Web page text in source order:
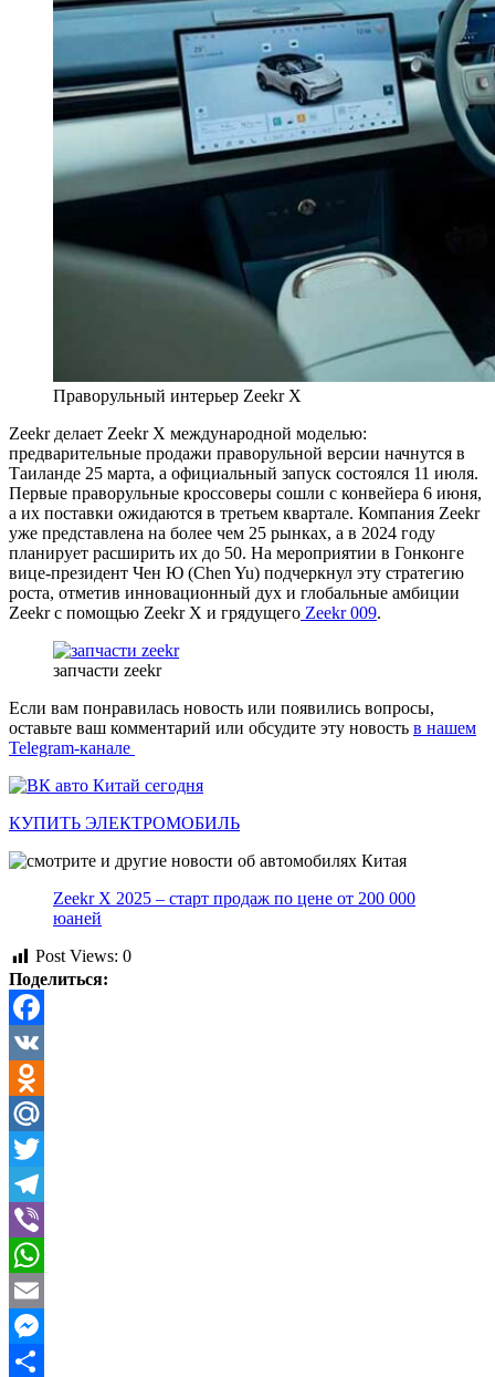
Праворульный интерьер Zeekr Х
Zeekr делает Zeekr X международной моделью:
предварительные продажи праворульной версии начнутся в
Таиланде 25 марта, а официальный запуск состоялся 11 июля.
Первые праворульные кроссоверы сошли с конвейера 6 июня,
а их поставки ожидаются в третьем квартале. Компания Zeekr
уже представлена на более чем 25 рынках, а в 2024 году
планирует расширить их до 50. На мероприятии в Гонконге
вице-президент Чен Ю (Chen Yu) подчеркнул эту стратегию
роста, отметив инновационный дух и глобальные амбиции
Zeekr с помощью Zeekr X и грядущего Zeekr 009.
запчасти zeekr
Если вам понравилась новость или появились вопросы,
оставьте ваш комментарий или обсудите эту новость в нашем
Telegram-канале
КУПИТЬ ЭЛЕКТРОМОБИЛЬ
Zeekr X 2025 – старт продаж по цене от 200 000
юаней
Post Views: 0
Поделиться:
Facebook
VK
Odnoklassniki
Mail.Ru
Twitter
Telegram
Viber
WhatsApp
Email
Messenger